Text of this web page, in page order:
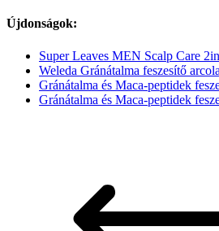
Újdonságok:
Super Leaves MEN Scalp Care
Weleda Gránátalma feszesítő
Gránátalma és Maca-peptidek
Gránátalma és Maca-peptidek